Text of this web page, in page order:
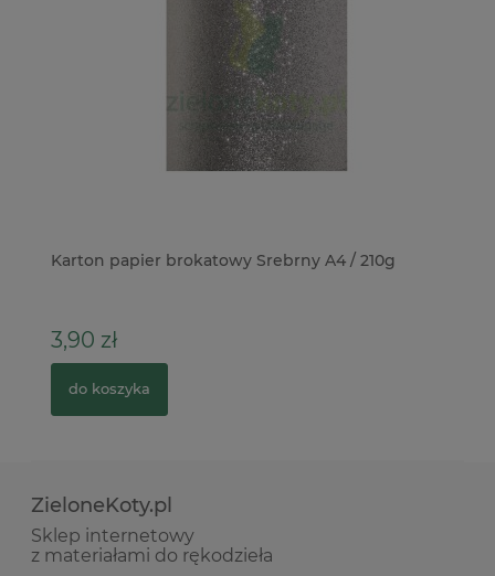
Karton papier brokatowy Srebrny A4 / 210g
3,90 zł
do koszyka
ZieloneKoty.pl
Sklep internetowy
z materiałami do rękodzieła